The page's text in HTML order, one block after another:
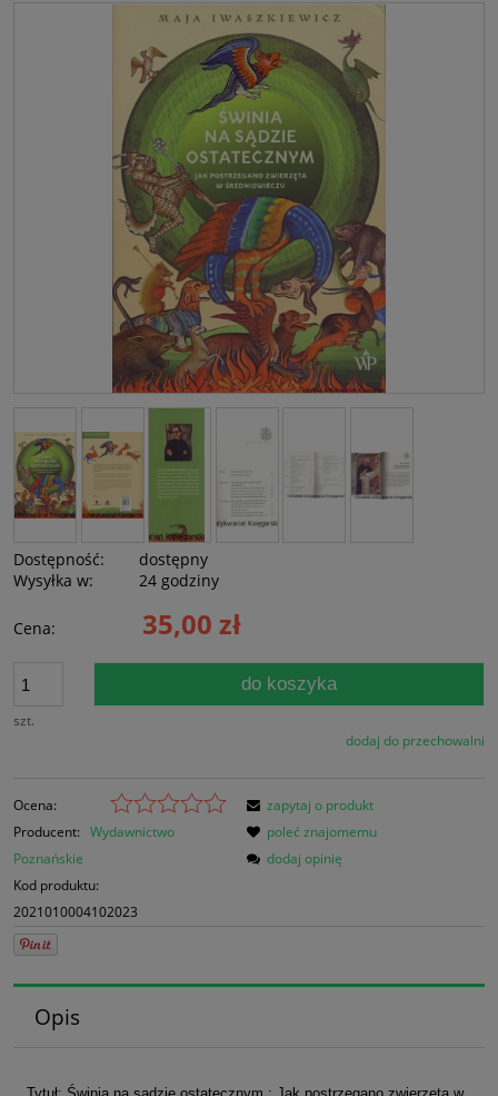
Dostępność:
dostępny
Wysyłka w:
24 godziny
Cena: 35,00 zł
szt.
do koszyka
dodaj do przechowalni
Ocena:
Producent: Wydawnictwo
Poznańskie
Kod produktu:
2021010004102023
zapytaj o produkt
poleć znajomemu
dodaj opinię
Opis